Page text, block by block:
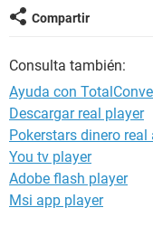
Compartir
Consulta también:
Ayuda con
Descargar real player
Pokerstars dinero real
You tv player
Adobe flash player
Msi app player